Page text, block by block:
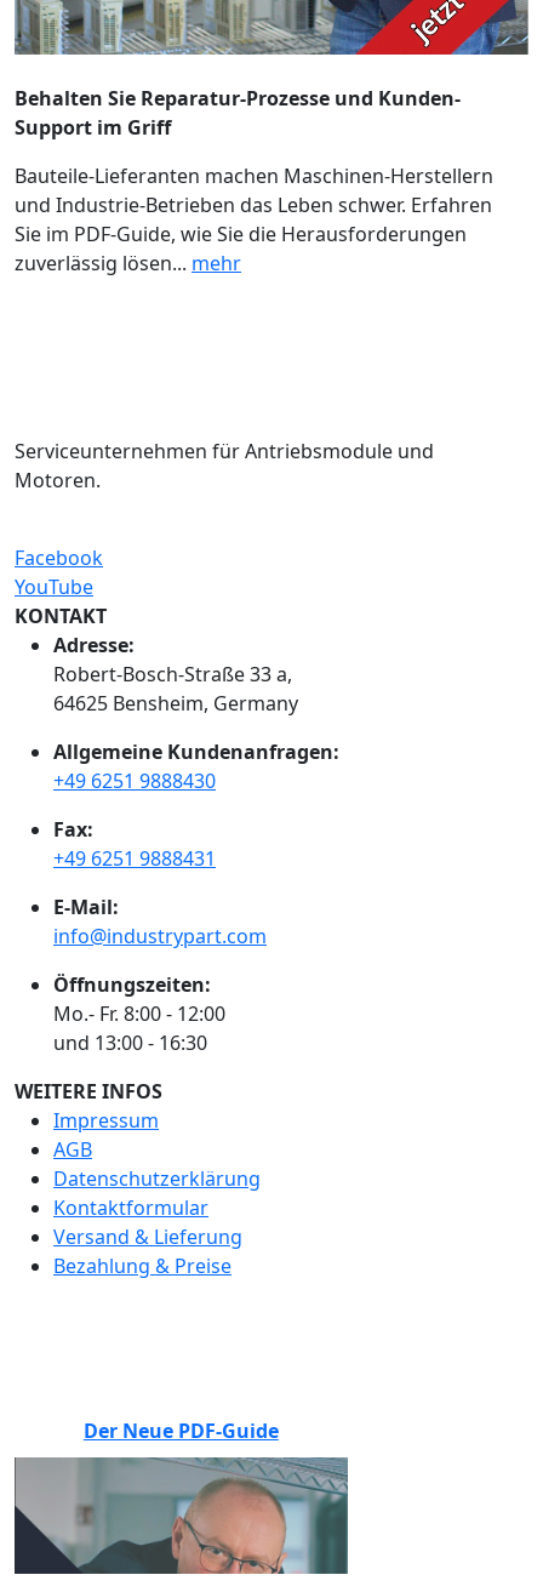
Behalten Sie Reparatur-Prozesse und Kunden-
Support im Griff
Bauteile-Lieferanten machen Maschinen-Herstellern
und Industrie-Betrieben das Leben schwer. Erfahren
Sie im PDF-Guide, wie Sie die Herausforderungen
zuverlässig lösen... mehr
Serviceunternehmen für Antriebsmodule und
Motoren.
Facebook
YouTube
KONTAKT
Adresse:
Robert-Bosch-Straße 33 a,
64625 Bensheim, Germany
Allgemeine Kundenanfragen:
+49 6251 9888430
Fax:
+49 6251 9888431
E-Mail:
info@industrypart.com
Öffnungszeiten:
Mo.- Fr. 8:00 - 12:00
und 13:00 - 16:30
WEITERE INFOS
Impressum
AGB
Datenschutzerklärung
Kontaktformular
Versand & Lieferung
Bezahlung & Preise
Der Neue PDF-Guide